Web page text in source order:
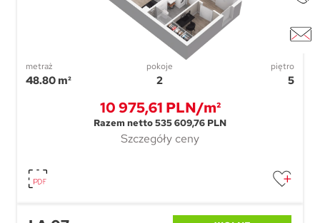
metraż
48.80 m²
pokoje
2
piętro
5
10 975,61 PLN/m²
Razem netto 535 609,76 PLN
Szczegóły ceny